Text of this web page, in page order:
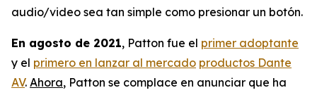
audio/video sea tan simple como presionar un botón.
En agosto de 2021, Patton fue el primer adoptante
y el primero en lanzar al mercado productos Dante
AV. Ahora, Patton se complace en anunciar que ha